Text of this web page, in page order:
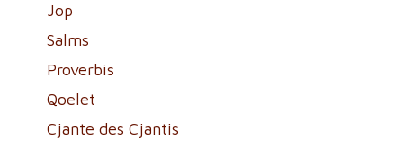
Jop
Salms
Proverbis
Qoelet
Cjante des Cjantis